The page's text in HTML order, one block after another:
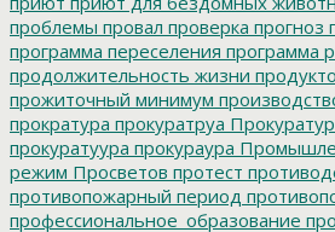
проблемы провал проверка прогноз
программа переселения программа
продолжительность жизни
прожиточный минимум
прократура прокуратруа
прокуратуура прокураура
режим Просветов протест
противопожарный период
профессиональное_образование